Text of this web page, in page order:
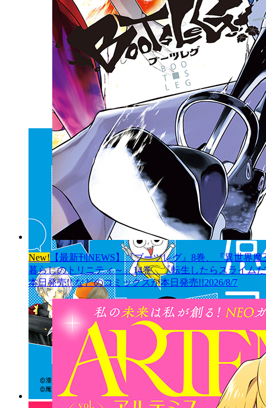
New! 【最新刊NEWS】『ブーツレグ』8巻、『異世界
暮らしのトリニティ～』14巻、『転生したらスライム
本日発売!! などのコミックスが本日発売!!2026/8/7